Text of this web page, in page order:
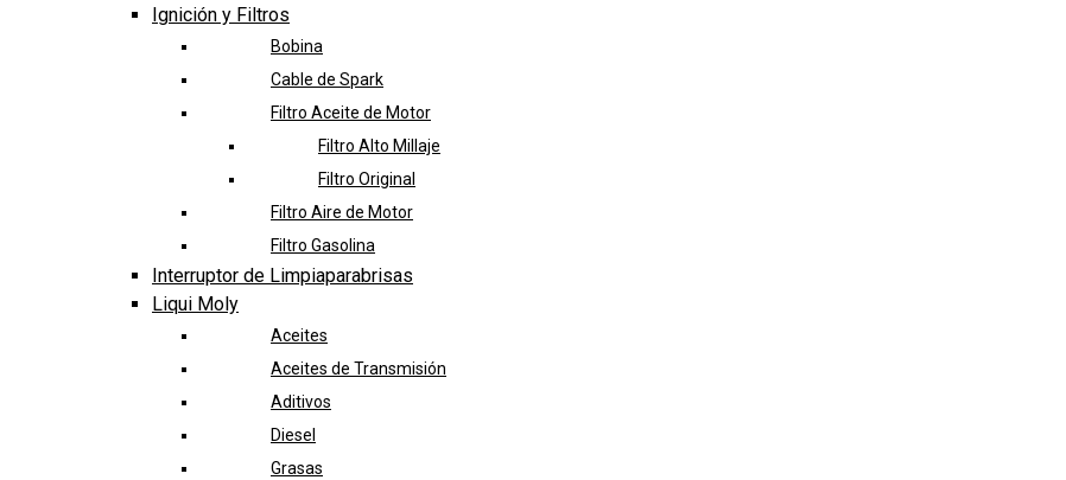
Ignición y Filtros
Bobina
Cable de Spark
Filtro Aceite de Motor
Filtro Alto Millaje
Filtro Original
Filtro Aire de Motor
Filtro Gasolina
Interruptor de Limpiaparabrisas
Liqui Moly
Aceites
Aceites de Transmisión
Aditivos
Diesel
Grasas